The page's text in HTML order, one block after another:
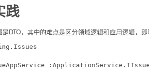
践
DTO，其中的难点是区分领域逻辑和应用逻辑，